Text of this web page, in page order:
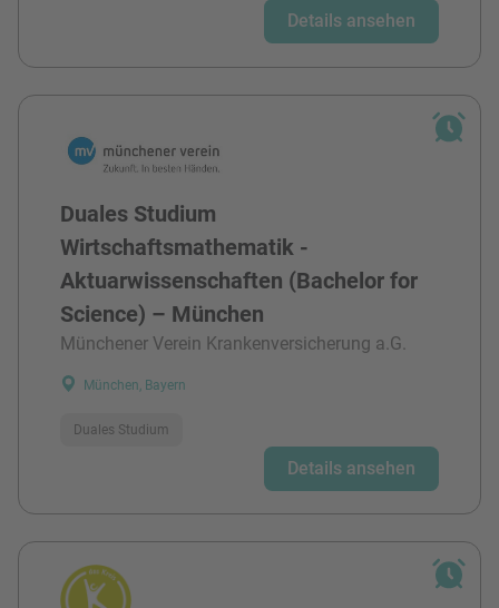
Details ansehen
Duales Studium
Wirtschaftsmathematik -
Aktuarwissenschaften (Bachelor for
Science) – München
Münchener Verein Krankenversicherung a.G.
München, Bayern
Duales Studium
Details ansehen